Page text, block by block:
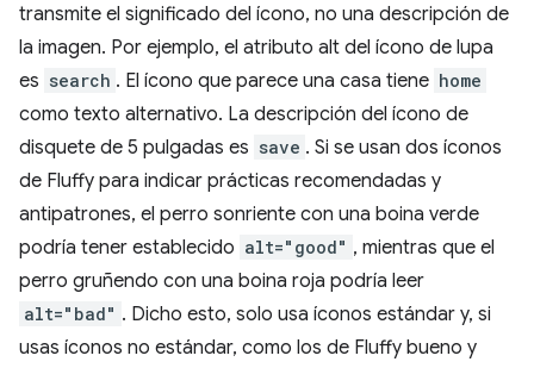
transmite el significado del ícono, no una descripción de
la imagen. Por ejemplo, el atributo alt del ícono de lupa
es search . El ícono que parece una casa tiene home
como texto alternativo. La descripción del ícono de
disquete de 5 pulgadas es save . Si se usan dos íconos
de Fluffy para indicar prácticas recomendadas y
antipatrones, el perro sonriente con una boina verde
podría tener establecido alt="good" , mientras que el
perro gruñendo con una boina roja podría leer
alt="bad" . Dicho esto, solo usa íconos estándar y, si
usas íconos no estándar, como los de Fluffy bueno y